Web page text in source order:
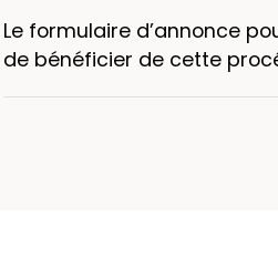
Le formulaire d’annonce
de bénéficier de cette